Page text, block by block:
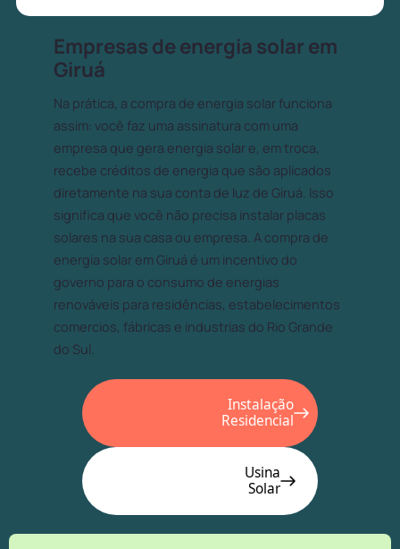
Empresas de energia solar em
Giruá
Na prática, a compra de energia solar funciona
assim: você faz uma assinatura com uma
empresa que gera energia solar e, em troca,
recebe créditos de energia que são aplicados
diretamente na sua conta de luz de Giruá. Isso
significa que você não precisa instalar placas
solares na sua casa ou empresa. A compra de
energia solar em Giruá é um incentivo do
governo para o consumo de energias
renováveis para residências, estabelecimentos
comercios, fábricas e industrias do Rio Grande
do Sul.
Instalação
Residencial
Usina
Solar